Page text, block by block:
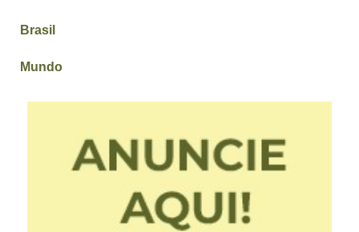
Brasil
Mundo